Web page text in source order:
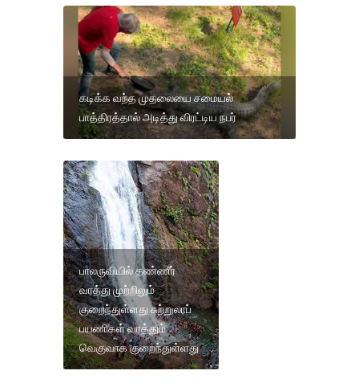
கடிக்க வந்த முதலையை சமையல்
பாத்திரத்தால் அடித்து விரட்டிய நபர்
பாலருவியில் தண்ணீர்
வரத்து முற்றிலும்
குறைந்துள்ளது சுற்றுலாப்
பயணிகள் வரத்தும்
வெகுவாக குறைந்துள்ளது